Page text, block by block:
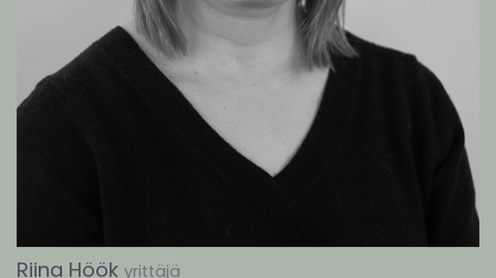
Riina Höök yrittäjä